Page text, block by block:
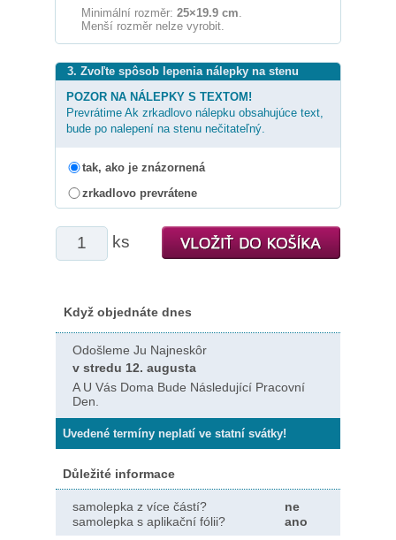
Minimální rozměr: 25×19.9 cm
Menší rozměr nelze vyrobit.
3. Zvoľte spôsob lepenia nálepky na stenu
POZOR NA NÁLEPKY S TEXTOM!
Prevrátime Ak zrkadlovo nálepku obsahujúce text,
bude po nalepení na stenu nečitateľný.
tak, ako je znázornená
zrkadlovo prevrátene
ks
Když objednáte dnes
Odošleme Ju Najneskôr
v stredu 12. augusta
A U Vás Doma Bude Následující Pracovní
Den.
Uvedené termíny neplatí ve statní svátky!
Důležité informace
samolepka z více částí?
ne
samolepka s aplikační fólii?
ano